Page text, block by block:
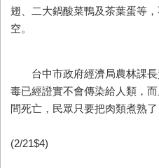
翅、二大鍋酸菜鴨及茶葉蛋等
空。
台中市政府經濟局農林課長
毒已經證實不會傳染給人類，
間死亡，民眾只要把肉類煮熟了
(2/21$4)